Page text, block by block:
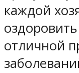
каждой
отличной